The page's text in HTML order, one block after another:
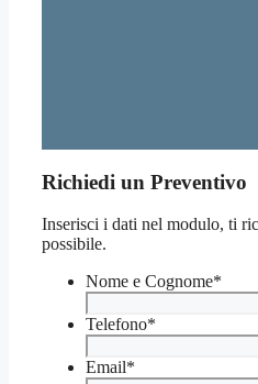
Richiedi un Preventivo
Inserisci i dati nel modulo, ti
possibile.
Nome e Cognome*
Telefono*
Email*